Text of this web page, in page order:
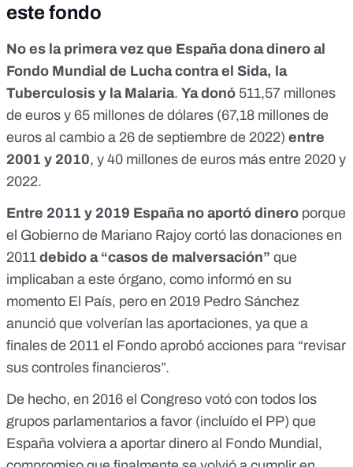
este fondo
No es la primera vez que España dona dinero al
Fondo Mundial de Lucha contra el Sida, la
Tuberculosis y la Malaria. Ya donó 511,57 millones
de euros y 65 millones de dólares (67,18 millones de
euros al cambio a 26 de septiembre de 2022) entre
2001 y 2010, y 40 millones de euros más entre 2020 y
2022.
Entre 2011 y 2019 España no aportó dinero porque
el Gobierno de Mariano Rajoy cortó las donaciones en
2011 debido a “casos de malversación” que
implicaban a este órgano, como informó en su
momento El País, pero en 2019 Pedro Sánchez
anunció que volverían las aportaciones, ya que a
finales de 2011 el Fondo aprobó acciones para “revisar
sus controles financieros”.
De hecho, en 2016 el Congreso votó con todos los
grupos parlamentarios a favor (incluído el PP) que
España volviera a aportar dinero al Fondo Mundial,